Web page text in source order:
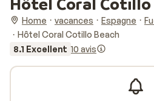
Home vacances Espagne
Hôtel Coral Cotillo Beach
8.1 Excellent 10 avis